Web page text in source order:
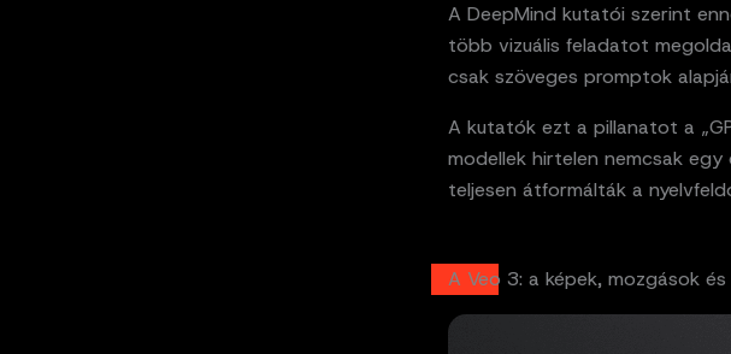
A DeepMind kutatói szerint
több vizuális feladatot
csak szöveges promptok
A kutatók ezt a pillanatot a
modellek hirtelen nemcsak
teljesen átformálták a
A Veo 3: a képek, mozgások